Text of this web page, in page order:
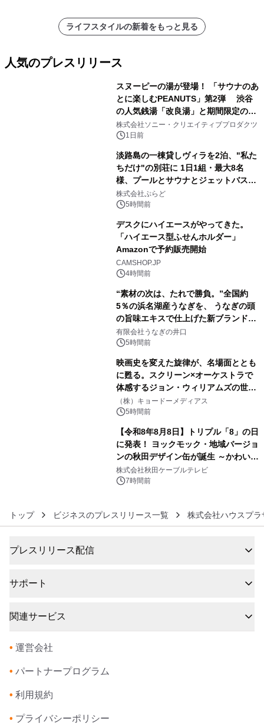
ライフスタイルの新着をもっと見る
人気のプレスリリース
スヌーピーの湯が登場！ 「サウナのあ
とに楽しむPEANUTS」第2弾 渋谷
の人気銭湯「改良湯」と期間限定のコ
ラボレーション サウナイキタイコラ
ボグッズも発売決定！
株式会社ソニー・クリエイティブプロダクツ
1日前
淡路島の一棟貸しヴィラを2泊、"私た
ちだけ"の別荘に 1日1組・最大8名
様、プールとサウナとジェットバス付
きで Villa Mon Temps AWAJIの連泊
素泊りプラン
株式会社ぷらど
5時間前
デスクにハイエースがやってきた。
「ハイエース型ふせんホルダー」
Amazonで予約販売開始
CAMSHOP.JP
4時間前
“素材の次は、たれで勝負。”全国約
5％の浜名湖産うなぎを、 うなぎの頭
の旨味エキスで仕上げた新ブランド
「井口の誉」誕生
有限会社うなぎの井口
5時間前
映画史を変えた旋律が、名場面ととも
に甦る。スクリーン×オーケストラで
体感するジョン・ウィリアムズの世
界。ジョン・ウィリアムズ：シネマ・
スペクタキュラー・コンサート 開催決
（株）キョードーメディアス
5時間前
【令和8年8月8日】トリプル「8」の日
に発表！ ヨックモック・地域バージョ
ンの秋田デザイン缶が誕生 ～かわいい
秋田犬の子犬と秋田の四季と名所を巡
るパッケージ～ 9月1日(火)秋田県内で
株式会社秋田ケーブルテレビ
7時間前
トップ ビジネスのプレスリリース一覧 株式会社ハウスプラ
プレスリリース配信
サポート
関連サービス
• 運営会社
• パートナープログラム
• 利用規約
• プライバシーポリシー